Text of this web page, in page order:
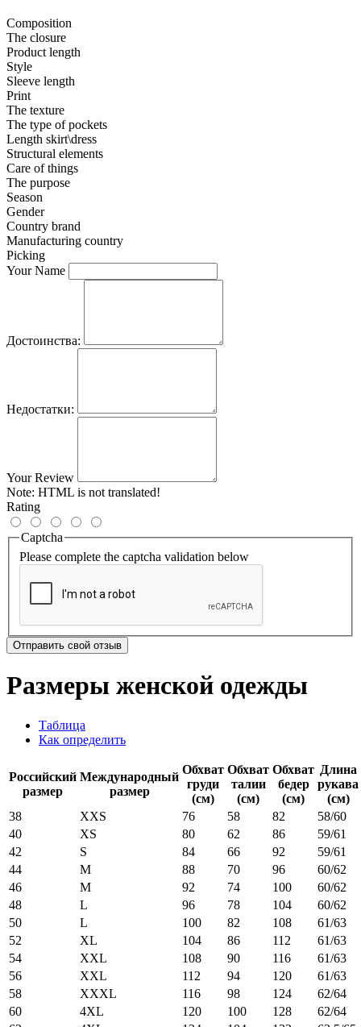
Composition
The closure
Product length
Style
Sleeve length
Print
The texture
The type of pockets
Length skirt\dress
Structural elements
Care of things
The purpose
Season
Gender
Country brand
Manufacturing country
Picking
Your Name
Достоинства:
Недостатки:
Your Review
Note: HTML is not translated!
Rating
Captcha
Please complete the captcha validation below
Отправить свой отзыв
Размеры женской одежды
Таблица
Как определить
Российский
размер
Международный
размер
Обхват
груди
(см)
Обхват
талии
(см)
Обхват
бедер
(см)
Длина
рукава
(см)
38
XXS 76 58 82
58/60
40
XS 80 62 86
59/61
42
S 84 66 92
59/61
44
M 88 70 96
60/62
46
M 92 74 100
60/62
48
L 96 78 104
60/62
50
L 100 82 108
61/63
52
XL 104 86 112
61/63
54
XXL 108 90 116
61/63
56
XXL 112 94 120
61/63
58
XXXL 116 98 124
62/64
60
4XL 120 100 128
62/64